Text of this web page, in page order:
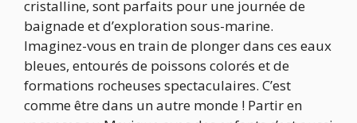
cristalline, sont parfaits pour une journée de
baignade et d’exploration sous-marine.
Imaginez-vous en train de plonger dans ces eaux
bleues, entourés de poissons colorés et de
formations rocheuses spectaculaires. C’est
comme être dans un autre monde ! Partir en